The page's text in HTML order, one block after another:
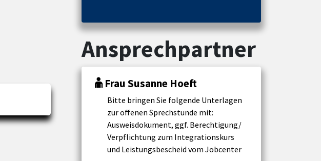
Ansprechpartner
Frau Susanne Hoeft
Bitte bringen Sie folgende Unterlagen
zur offenen Sprechstunde mit:
Ausweisdokument, ggf. Berechtigung/
Verpflichtung zum Integrationskurs
und Leistungsbescheid vom Jobcenter